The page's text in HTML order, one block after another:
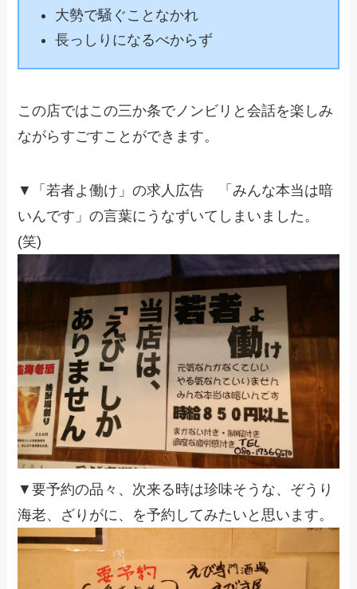
大勢で騒ぐことなかれ
長っしりになるべからず
この店ではこの三か条でノンビリと会話を楽しみ
ながらすごすことができます。
▼「若者よ働け」の求人広告 「みんな本当は暗
いんです」の言葉にうなずいてしまいました。
(笑)
▼要予約の品々、次来る時は珍味そうな、ぞうり
海老、ざりがに、を予約してみたいと思います。